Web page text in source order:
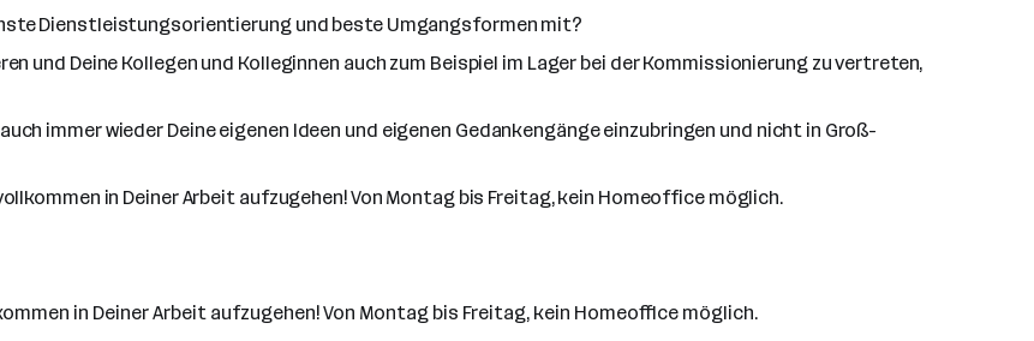
Dienstleistungsorientierung und beste Umgangsformen mit?
und Deine Kollegen und Kolleginnen auch zum Beispiel im Lager bei der Kommissionierung zu vertreten,
immer wieder Deine eigenen Ideen und eigenen Gedankengänge einzubringen und nicht in Groß-
in Deiner Arbeit aufzugehen! Von Montag bis Freitag, kein Homeoffice möglich.
in Deiner Arbeit aufzugehen! Von Montag bis Freitag, kein Homeoffice möglich.